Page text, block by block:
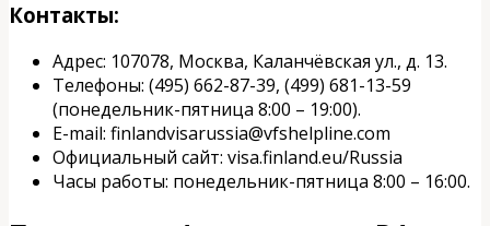
Контакты:
Адрес: 107078, Москва, Каланчёвская ул., д. 13.
Телефоны: (495) 662-87-39, (499) 681-13-59
(понедельник-пятница 8:00 – 19:00).
E-mail: finlandvisarussia@vfshelpline.com
Официальный сайт: visa.finland.eu/Russia
Часы работы: понедельник-пятница 8:00 – 16:00.